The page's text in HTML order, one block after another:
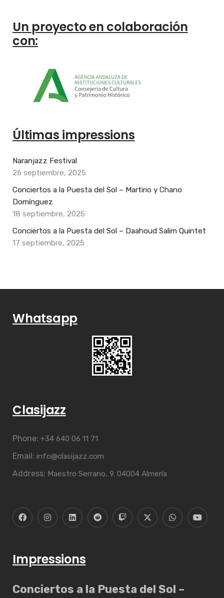
Un proyecto en colaboración
con:
Últimas impressions
Naranjazz Festival
26 septiembre, 2025
Conciertos a la Puesta del Sol – Martirio y Chano
Domínguez
18 septiembre, 2025
Conciertos a la Puesta del Sol – Daahoud Salim Quintet
17 septiembre, 2025
Whatsapp
Clasijazz
Phone: +34 640 06 11 71
Email: info@clasijazz.com
Address: Maestro Serrano, 9. 04004 Almería
Impressions
Conciertos a la Puesta del Sol –